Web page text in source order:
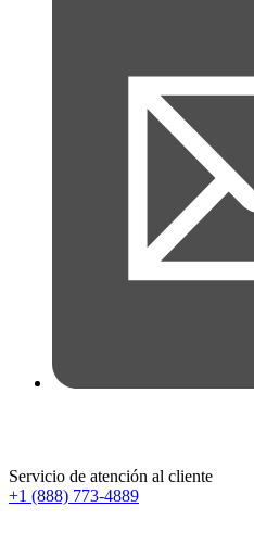
Servicio de atención al cliente
+1 (888) 773-4889